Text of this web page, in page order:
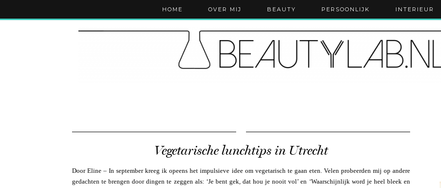
HOME OVER MIJ BEAUTY PERSOONLIJK INTERIEUR
Vegetarische lunchtips in Utrecht
Door Eline – In september kreeg ik opeens het impulsieve idee om vegetarisch te gaan eten. Velen probeerden mij op andere
gedachten te brengen door dingen te zeggen als: ‘Je bent gek, dat hou je nooit vol’ en ‘Waarschijnlijk word je heel bleek en